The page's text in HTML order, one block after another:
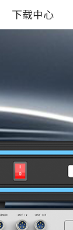
下载中心